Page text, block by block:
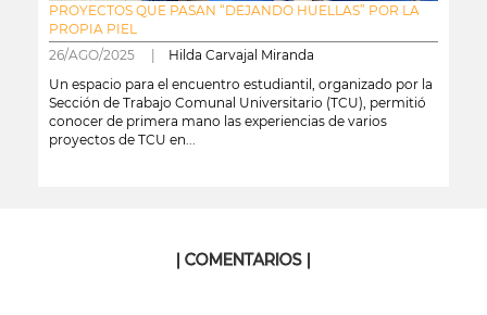
PROYECTOS QUE PASAN “DEJANDO HUELLAS” POR LA
PROPIA PIEL
26/AGO/2025 | Hilda Carvajal Miranda
Un espacio para el encuentro estudiantil, organizado por la
Sección de Trabajo Comunal Universitario (TCU), permitió
conocer de primera mano las experiencias de varios
proyectos de TCU en...
| COMENTARIOS |